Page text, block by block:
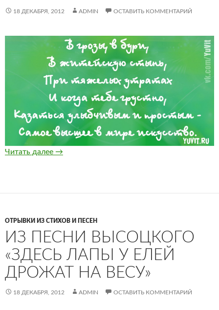
18 ДЕКАБРЯ, 2012 ADMIN ОСТАВИТЬ КОММЕНТАРИЙ
Читать далее Отрывок из стиха Есенина «Черный человек»
→
ОТРЫВКИ ИЗ СТИХОВ И ПЕСЕН
ИЗ ПЕСНИ ВЫСОЦКОГО
«ЗДЕСЬ ЛАПЫ У ЕЛЕЙ
ДРОЖАТ НА ВЕСУ»
18 ДЕКАБРЯ, 2012 ADMIN ОСТАВИТЬ КОММЕНТАРИЙ